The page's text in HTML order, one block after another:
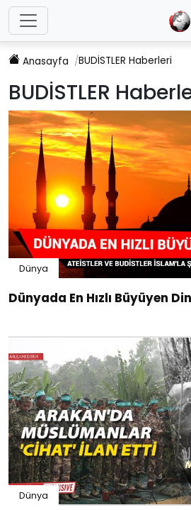
Anasayfa BUDİSTLER Haberleri
BUDİSTLER
Dünya
Dünyada En Hızlı Büyüyen
Dünya